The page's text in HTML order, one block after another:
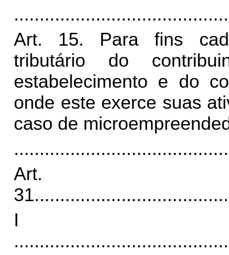
Art. 15. Para fins
tributário do
estabelecimento e do
onde este exerce suas
caso de
Art.
31.
I